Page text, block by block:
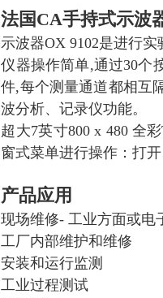
法国CA手持式示波
示波器OX 9102是进行实
仪器操作简单,通过30个
件,每个测量通道都相互
波分析、记录仪功能。
超大7英寸800 x 480 全
窗式菜单进行操作：打
产品应用
现场维修- 工业方面或电
工厂内部维护和维修
安装和运行监测
工业过程测试